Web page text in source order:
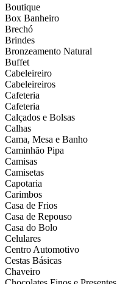
Boutique
Box Banheiro
Brechó
Brindes
Bronzeamento Natural
Buffet
Cabeleireiro
Cabeleireiros
Cafeteria
Cafeteria
Calçados e Bolsas
Calhas
Cama, Mesa e Banho
Caminhão Pipa
Camisas
Camisetas
Capotaria
Carimbos
Casa de Frios
Casa de Repouso
Casa do Bolo
Celulares
Centro Automotivo
Cestas Básicas
Chaveiro